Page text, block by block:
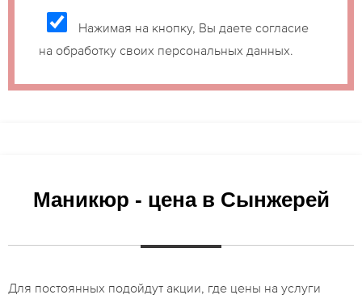
Нажимая на кнопку, Вы даете согласие
на обработку своих персональных данных.
Маникюр - цена в Сынжерей
Для постоянных подойдут акции, где цены на услуги